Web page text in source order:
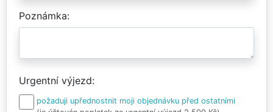
Poznámka
Urgentní výjezd
požaduji upřednostnit moji objednávku před ostatními